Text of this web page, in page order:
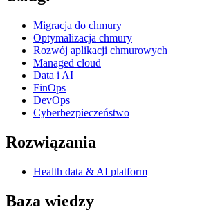
Migracja do chmury
Optymalizacja chmury
Rozwój aplikacji chmurowych
Managed cloud
Data i AI
FinOps
DevOps
Cyberbezpieczeństwo
Rozwiązania
Health data & AI platform
Baza wiedzy